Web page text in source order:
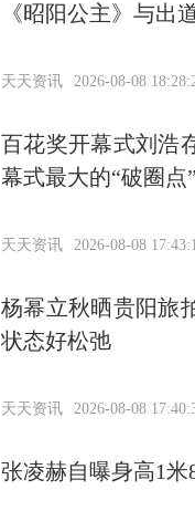
《昭阳公主》与出
天天资讯 2026-08-08
百花奖开幕式刘浩
幕式最大的“破圈点
天天资讯 2026-08-08
杨幂立秋晒贵阳旅
状态好松弛
天天资讯 2026-08-08
张凌赫自曝身高1米